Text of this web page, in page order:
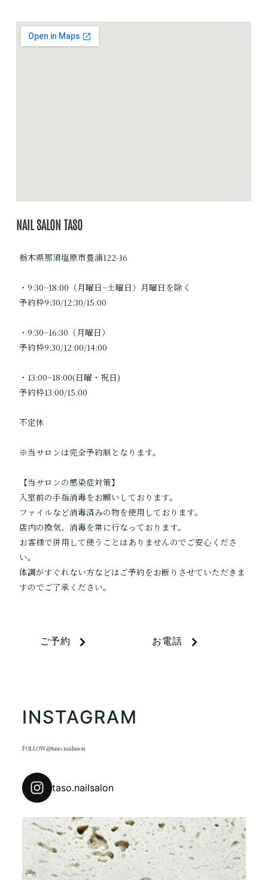
NAIL SALON TASO
栃木県那須塩原市豊浦122-16
・9:30~18:00（月曜日~土曜日）月曜日を除く
予約枠9:30/12:30/15:00
・9:30~16:30（月曜日）
予約枠9:30/12:00/14:00
・13:00~18:00(日曜・祝日)
予約枠13:00/15:00
不定休
※当サロンは完全予約制となります。
【当サロンの感染症対策】
入室前の手指消毒をお願いしております。
ファイルなど消毒済みの物を使用しております。
店内の換気、消毒を常に行なっております。
お客様で併用して使うことはありませんのでご安心くださ
い。
体調がすぐれない方などはご予約をお断りさせていただきま
すのでご了承ください。
ご予約 お電話
INSTAGRAM
FOLLOW @taso.nailsaon
taso.nailsalon